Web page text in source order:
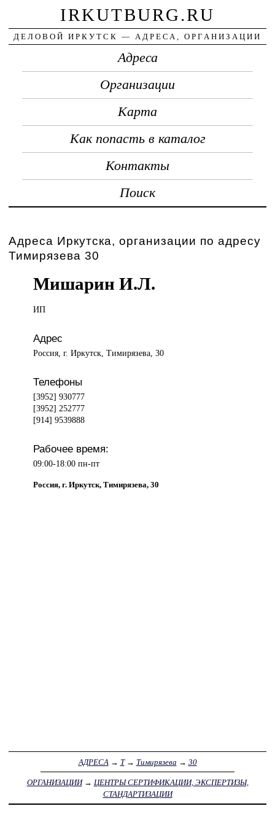
IRKUTBURG.RU
ДЕЛОВОЙ ИРКУТСК — АДРЕСА, ОРГАНИЗАЦИИ
Адреса
Организации
Карта
Как попасть в каталог
Контакты
Поиск
Адреса Иркутска, организации по адресу
Тимирязева 30
Мишарин И.Л.
ИП
Адрес
Россия, г. Иркутск, Тимирязева, 30
Телефоны
[3952] 930777
[3952] 252777
[914] 9539888
Рабочее время:
09:00-18:00 пн-пт
Россия, г. Иркутск, Тимирязева, 30
АДРЕСА → Т→ Тимирязева → 30
ОРГАНИЗАЦИИ→ ЦЕНТРЫ СЕРТИФИКАЦИИ, ЭКСПЕРТИЗЫ,
СТАНДАРТИЗАЦИИ